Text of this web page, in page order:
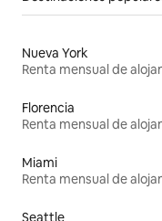
Nueva York
Florencia
Miami
Seattle